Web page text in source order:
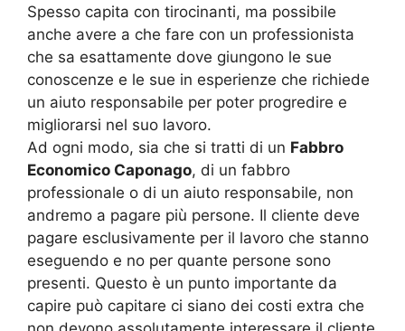
Spesso capita con tirocinanti, ma possibile
anche avere a che fare con un professionista
che sa esattamente dove giungono le sue
conoscenze e le sue in esperienze che richiede
un aiuto responsabile per poter progredire e
migliorarsi nel suo lavoro.
Ad ogni modo, sia che si tratti di un Fabbro
Economico Caponago, di un fabbro
professionale o di un aiuto responsabile, non
andremo a pagare più persone. Il cliente deve
pagare esclusivamente per il lavoro che stanno
eseguendo e no per quante persone sono
presenti. Questo è un punto importante da
capire può capitare ci siano dei costi extra che